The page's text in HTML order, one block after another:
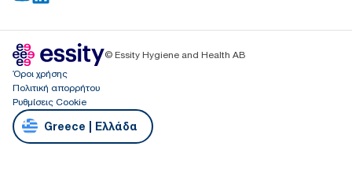
© Essity Hygiene and Health AB
Όροι χρήσης
Πολιτική απορρήτου
Ρυθμίσεις Cookie
Greece | Ελλάδα